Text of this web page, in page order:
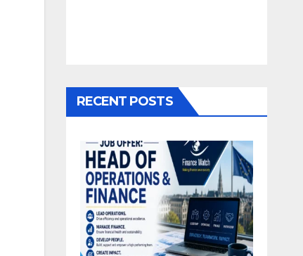
RECENT POSTS